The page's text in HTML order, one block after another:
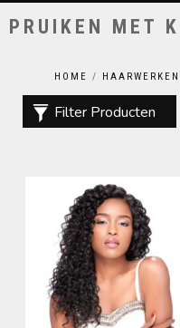
PRUIKEN MET
HOME / HAARWERKEN